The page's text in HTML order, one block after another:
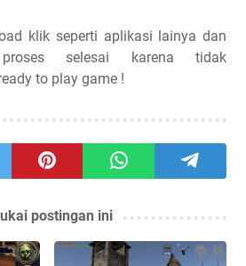
klik seperti aplikasi lainya dan
selesai karena tidak
to play game !
postingan ini